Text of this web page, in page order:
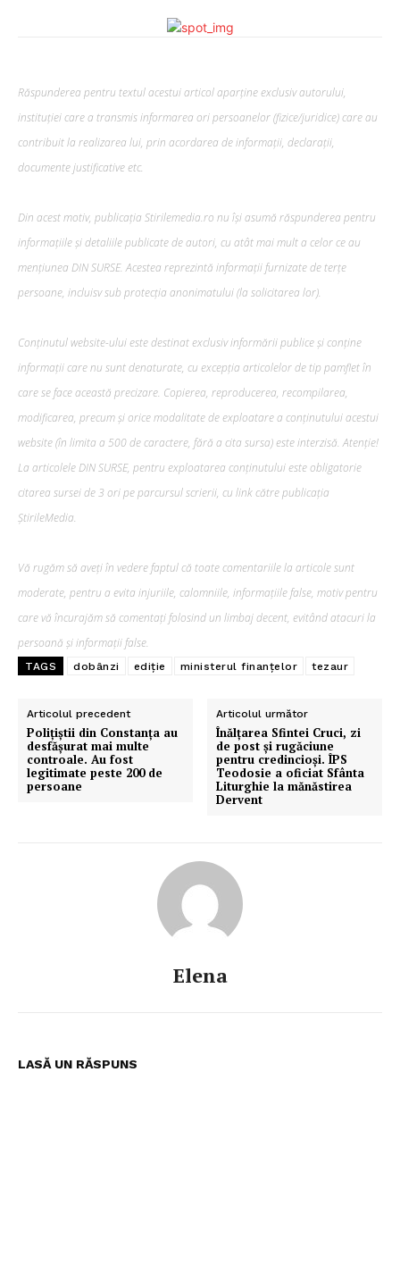
Răspunderea pentru textul acestui articol aparține exclusiv autorului,
instituției care a transmis informarea ori persoanelor (fizice/juridice) care au
contribuit la realizarea lui, prin acordarea de informații, declarații,
documente justificative etc.
Din acest motiv, publicația Stirilemedia.ro nu își asumă răspunderea pentru
informațiile și detaliile publicate de autori, cu atât mai mult a celor ce au
mențiunea DIN SURSE. Acestea reprezintă informații furnizate de terțe
persoane, incluisv sub protecția anonimatului (la solicitarea lor).
Conținutul website-ului este destinat exclusiv informării publice și conține
informații care nu sunt denaturate, cu excepția articolelor de tip pamflet în
care se face această precizare. Copierea, reproducerea, recompilarea,
modificarea, precum şi orice modalitate de exploatare a conținutului acestui
website (în limita a 500 de caractere, fără a cita sursa) este interzisă. Atenție!
La articolele DIN SURSE, pentru exploatarea conținutului este obligatorie
citarea sursei de 3 ori pe parcursul scrierii, cu link către publicația
ȘtirileMedia.
Vă rugăm să aveți în vedere faptul că toate comentariile la articole sunt
moderate, pentru a evita injuriile, calomniile, informațiile false, motiv pentru
care vă încurajăm să comentați folosind un limbaj decent, evitând atacuri la
persoană și informații false.
TAGS dobânzi ediție ministerul finanțelor tezaur
Articolul precedent
Polițiștii din Constanța au
desfășurat mai multe
controale. Au fost
legitimate peste 200 de
persoane
Articolul următor
Înălțarea Sfintei Cruci, zi
de post și rugăciune
pentru credincioși. ÎPS
Teodosie a oficiat Sfânta
Liturghie la mănăstirea
Dervent
Elena
LASĂ UN RĂSPUNS